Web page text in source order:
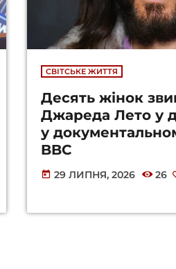
СВІТСЬКЕ ЖИТТЯ
Десять жінок
Джареда Лето у
у
BBC
today 29 ЛИПНЯ, 2026 26